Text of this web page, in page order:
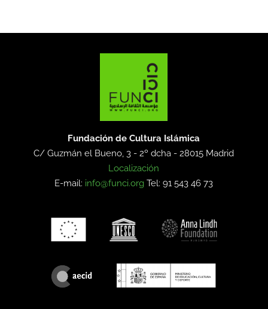
Fundación de Cultura Islámica
C/ Guzmán el Bueno, 3 - 2º dcha -28015 Madrid
Localización
E-mail: info@funci.org Tel: 91 543 46 73